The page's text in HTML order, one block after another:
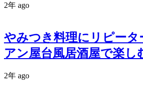
2年 ago
やみつき料理にリピータ
アン屋台風居酒屋で楽し
2年 ago